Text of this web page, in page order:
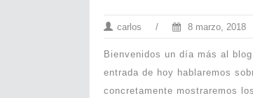
carlos / 8 marzo, 2018
Bienvenidos un día más al
entrada de hoy hablaremos
concretamente mostraremos